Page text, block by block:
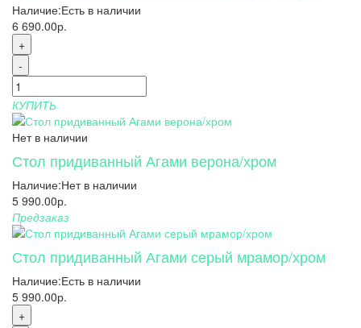
Наличие:Есть в наличии
6 690.00р.
+
-
КУПИТЬ
Нет в наличии
Стол придиванный Агами верона/хром
Наличие:Нет в наличии
5 990.00р.
Предзаказ
Стол придиванный Агами серый мрамор/хром
Наличие:Есть в наличии
5 990.00р.
+